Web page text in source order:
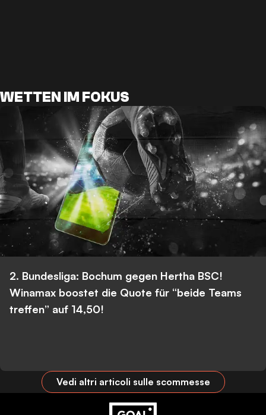
WETTEN IM FOKUS
2. Bundesliga: Bochum gegen Hertha BSC!
Winamax boostet die Quote für “beide Teams
treffen” auf 14,50!
Vedi altri articoli sulle scommesse